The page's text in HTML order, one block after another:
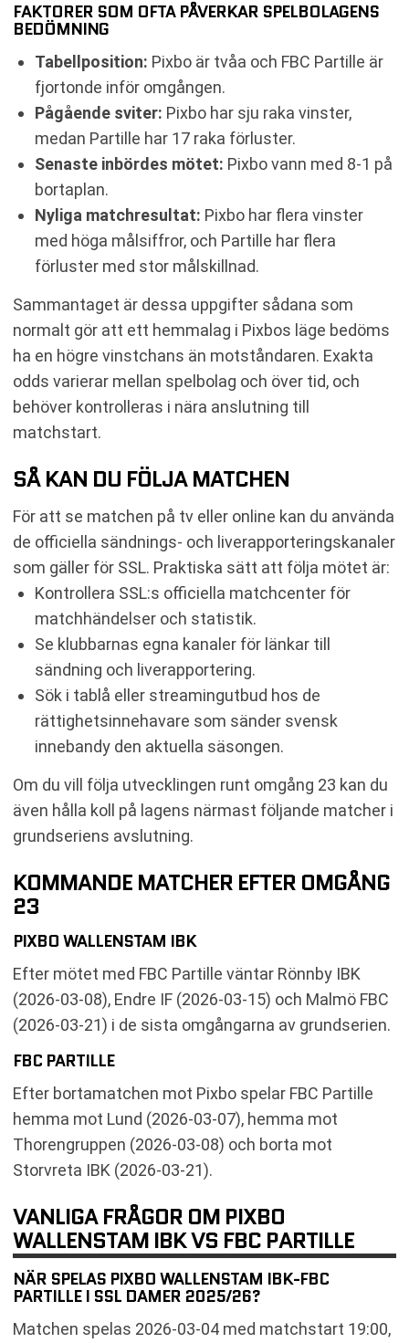
FAKTORER SOM OFTA PÅVERKAR SPELBOLAGENS
BEDÖMNING
Tabellposition: Pixbo är tvåa och FBC Partille är
fjortonde inför omgången.
Pågående sviter: Pixbo har sju raka vinster,
medan Partille har 17 raka förluster.
Senaste inbördes mötet: Pixbo vann med 8-1 på
bortaplan.
Nyliga matchresultat: Pixbo har flera vinster
med höga målsiffror, och Partille har flera
förluster med stor målskillnad.
Sammantaget är dessa uppgifter sådana som
normalt gör att ett hemmalag i Pixbos läge bedöms
ha en högre vinstchans än motståndaren. Exakta
odds varierar mellan spelbolag och över tid, och
behöver kontrolleras i nära anslutning till
matchstart.
SÅ KAN DU FÖLJA MATCHEN
För att se matchen på tv eller online kan du använda
de officiella sändnings- och liverapporteringskanaler
som gäller för SSL. Praktiska sätt att följa mötet är:
Kontrollera SSL:s officiella matchcenter för
matchhändelser och statistik.
Se klubbarnas egna kanaler för länkar till
sändning och liverapportering.
Sök i tablå eller streamingutbud hos de
rättighetsinnehavare som sänder svensk
innebandy den aktuella säsongen.
Om du vill följa utvecklingen runt omgång 23 kan du
även hålla koll på lagens närmast följande matcher i
grundseriens avslutning.
KOMMANDE MATCHER EFTER OMGÅNG
23
PIXBO WALLENSTAM IBK
Efter mötet med FBC Partille väntar Rönnby IBK
(2026-03-08), Endre IF (2026-03-15) och Malmö FBC
(2026-03-21) i de sista omgångarna av grundserien.
FBC PARTILLE
Efter bortamatchen mot Pixbo spelar FBC Partille
hemma mot Lund (2026-03-07), hemma mot
Thorengruppen (2026-03-08) och borta mot
Storvreta IBK (2026-03-21).
VANLIGA FRÅGOR OM PIXBO
WALLENSTAM IBK VS FBC PARTILLE
NÄR SPELAS PIXBO WALLENSTAM IBK-FBC
PARTILLE I SSL DAMER 2025/26?
Matchen spelas 2026-03-04 med matchstart 19:00,